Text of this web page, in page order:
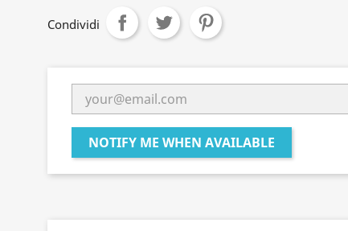
Condividi
NOTIFY ME WHEN AVAILABLE